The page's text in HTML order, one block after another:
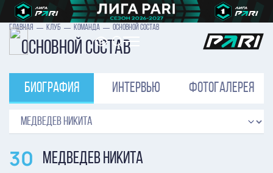
ГЛАВНАЯ КЛУБ КОМАНДА ОСНОВНОЙ СОСТАВ
Основной состав
биография интервью фотогалерея
30 МЕДВЕДЕВ НИКИТА